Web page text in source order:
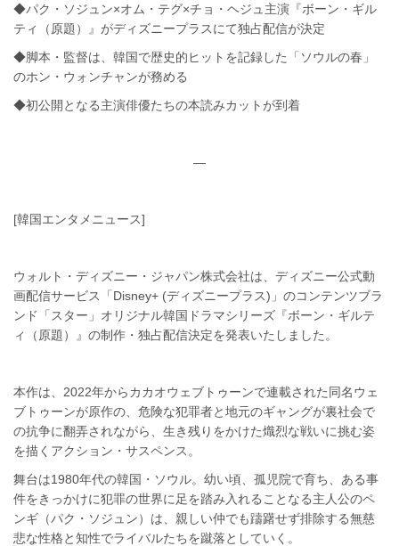
◆パク・ソジュン×オム・テグ×チョ・ヘジュ主演『ボーン・ギル
ティ（原題）』がディズニープラスにて独占配信が決定
◆脚本・監督は、韓国で歴史的ヒットを記録した「ソウルの春」
のホン・ウォンチャンが務める
◆初公開となる主演俳優たちの本読みカットが到着
—
[韓国エンタメニュース]
ウォルト・ディズニー・ジャパン株式会社は、ディズニー公式動
画配信サービス「Disney+ (ディズニープラス)」のコンテンツブラ
ンド「スター」オリジナル韓国ドラマシリーズ『ボーン・ギルテ
ィ（原題）』の制作・独占配信決定を発表いたしました。
本作は、2022年からカカオウェブトゥーンで連載された同名ウェ
ブトゥーンが原作の、危険な犯罪者と地元のギャングが裏社会で
の抗争に翻弄されながら、生き残りをかけた熾烈な戦いに挑む姿
を描くアクション・サスペンス。
舞台は1980年代の韓国・ソウル。幼い頃、孤児院で育ち、ある事
件をきっかけに犯罪の世界に足を踏み入れることなる主人公のペ
ンギ（パク・ソジュン）は、親しい仲でも躊躇せず排除する無慈
悲な性格と知性でライバルたちを蹴落としていく。